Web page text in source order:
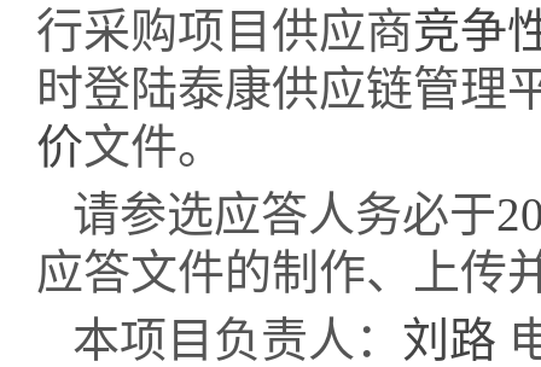
行采购项目供应商竞争
时登陆泰康供应链管理
价文件。
请参选应答人务必于
应答文件的制作、上传
本项目负责人： 刘路